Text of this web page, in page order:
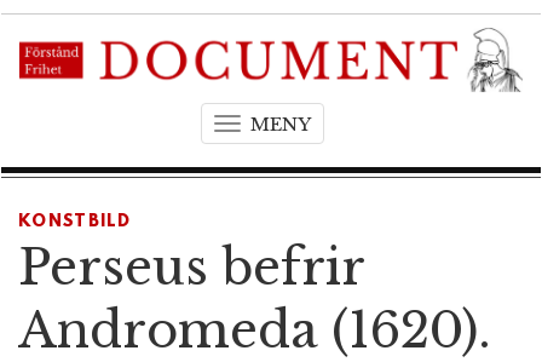
MENYT
g
e
a
KONSTBILD
Perseus befrir
Andromeda (1620).